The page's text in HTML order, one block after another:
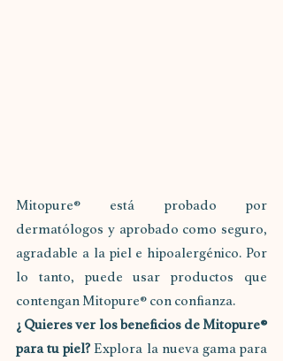
Mitopure® está probado por
dermatólogos y aprobado como seguro,
agradable a la piel e hipoalergénico. Por
lo tanto, puede usar productos que
contengan Mitopure® con confianza.
¿ Quieres ver los beneficios de Mitopure®
para tu piel? Explora la nueva gama para